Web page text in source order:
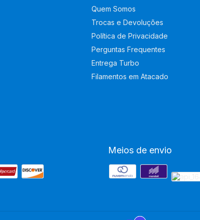
Quem Somos
Trocas e Devoluções
Política de Privacidade
Perguntas Frequentes
Entrega Turbo
Filamentos em Atacado
Meios de envio